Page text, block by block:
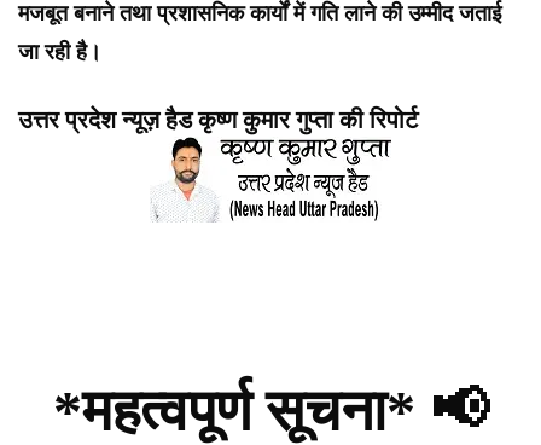
मजबूत बनाने तथा प्रशासनिक कार्यों में गति लाने की उम्मीद जताई
जा रही है।
उत्तर प्रदेश न्यूज़ हैड कृष्ण कुमार गुप्ता की रिपोर्ट
*महत्वपूर्ण सूचना* 📢